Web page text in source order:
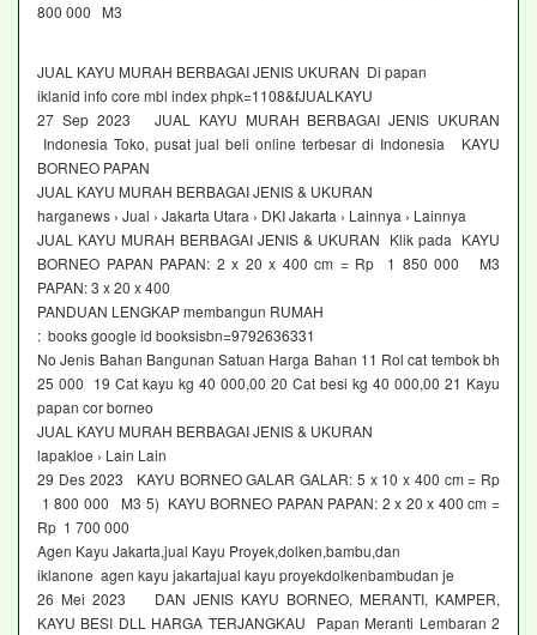
800 000 M3
JUAL KAYU MURAH BERBAGAI JENIS UKURAN Di papan
iklanid info core mbl index phpk=1108&fJUALKAYU
27 Sep 2023 JUAL KAYU MURAH BERBAGAI JENIS UKURAN
Indonesia Toko, pusat jual beli online terbesar di Indonesia KAYU
BORNEO PAPAN
JUAL KAYU MURAH BERBAGAI JENIS & UKURAN
harganews › Jual › Jakarta Utara › DKI Jakarta › Lainnya › Lainnya
JUAL KAYU MURAH BERBAGAI JENIS & UKURAN Klik pada KAYU
BORNEO PAPAN PAPAN: 2 x 20 x 400 cm = Rp 1 850 000 M3
PAPAN: 3 x 20 x 400
PANDUAN LENGKAP membangun RUMAH
: books google id booksisbn=9792636331
No Jenis Bahan Bangunan Satuan Harga Bahan 11 Rol cat tembok bh
25 000 19 Cat kayu kg 40 000,00 20 Cat besi kg 40 000,00 21 Kayu
papan cor borneo
JUAL KAYU MURAH BERBAGAI JENIS & UKURAN
lapakloe › Lain Lain
29 Des 2023 KAYU BORNEO GALAR GALAR: 5 x 10 x 400 cm = Rp
1 800 000 M3 5) KAYU BORNEO PAPAN PAPAN: 2 x 20 x 400 cm =
Rp 1 700 000
Agen Kayu Jakarta,jual Kayu Proyek,dolken,bambu,dan
iklanone agen kayu jakartajual kayu proyekdolkenbambudan je
26 Mei 2023 DAN JENIS KAYU BORNEO, MERANTI, KAMPER,
KAYU BESI DLL HARGA TERJANGKAU Papan Meranti Lembaran 2